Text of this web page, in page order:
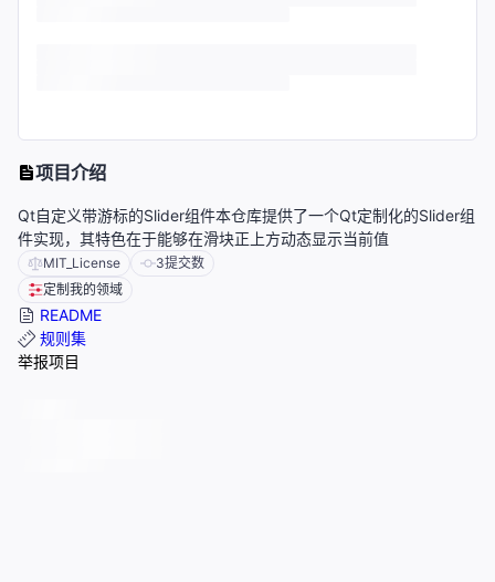
项目介绍
Qt自定义带游标的Slider组件本仓库提供了一个Qt定制化的Slider组
件实现，其特色在于能够在滑块正上方动态显示当前值
MIT_License 3提交数
定制我的领域
README
规则集
举报项目